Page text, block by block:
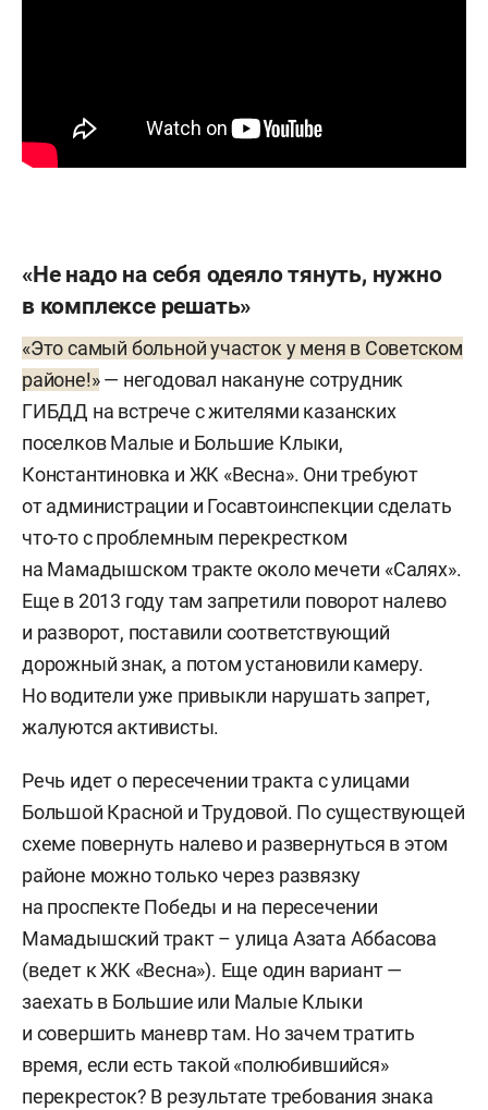
«Не надо на себя одеяло тянуть, нужно
в комплексе решать»
«Это самый больной участок у меня в Советском
районе!»— негодовал накануне сотрудник
ГИБДД на встрече с жителями казанских
поселков Малые и Большие Клыки,
Константиновка и ЖК «Весна». Они требуют
от администрации и Госавтоинспекции сделать
что-то с проблемным перекрестком
на Мамадышском тракте около мечети «Салях».
Еще в 2013 году там запретили поворот налево
и разворот, поставили соответствующий
дорожный знак, а потом установили камеру.
Но водители уже привыкли нарушать запрет,
жалуются активисты.
Речь идет о пересечении тракта с улицами
Большой Красной и Трудовой. По существующей
схеме повернуть налево и развернуться в этом
районе можно только через развязку
на проспекте Победы и на пересечении
Мамадышский тракт – улица Азата Аббасова
(ведет к ЖК «Весна»). Еще один вариант —
заехать в Большие или Малые Клыки
и совершить маневр там. Но зачем тратить
время, если есть такой «полюбившийся»
перекресток? В результате требования знака